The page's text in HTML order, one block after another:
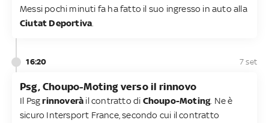
Messi pochi minuti fa ha fatto il suo ingresso in auto alla
Ciutat Deportiva
16:20 7 set
Psg, Choupo-Moting verso il rinnovo
Il Psgrinnoverà il contratto di Choupo-Moting. Ne è
sicuro Intersport France, secondo cui il contratto